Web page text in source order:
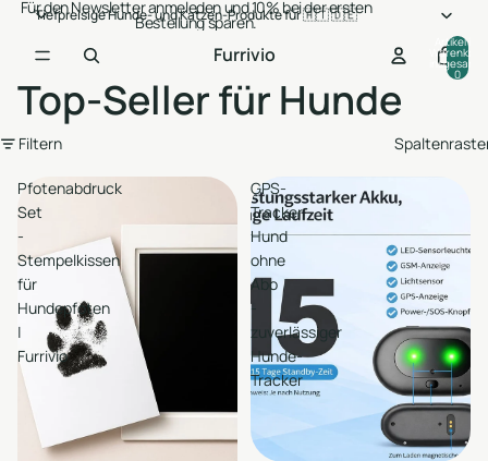
Für den Newsletter anmeleden und 10% bei der ersten
Bestellung sparen.
Tiefpreisige Hunde- und Katzen-Produkte für 🇦🇹 🇩🇪
Furrivio
Artikel im
Warenkorb
insgesamt:
0
Top-Seller für Hunde
Filtern
Pfotenabdruck
Set
-
Stempelkissen
für
Hundepfoten
|
Furrivio
GPS-
Tracker
Hund
ohne
Abo
-
zuverlässiger
Hunde-
Tracker
Auswählen